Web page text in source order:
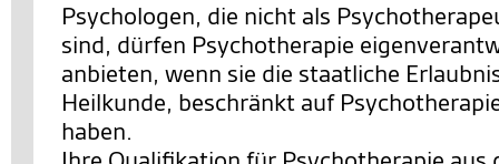
Psychologen, die nicht als
sind, dürfen Psychotherapie
anbieten, wenn sie die staatliche
Heilkunde, beschränkt auf
haben.